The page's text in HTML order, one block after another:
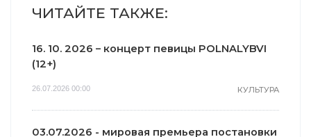
ЧИТАЙТЕ ТАКЖЕ:
16. 10. 2026 – концерт певицы POLNALYBVI
(12+)
26.07.2026 00:00 КУЛЬТУРА
03.07.2026 - мировая премьера постановки